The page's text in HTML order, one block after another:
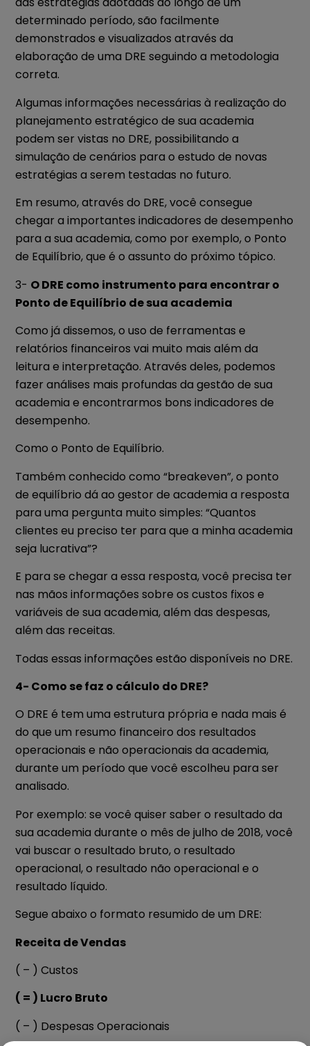
determinado período, são facilmente
demonstrados e visualizados através da
elaboração de uma DRE seguindo a metodologia
correta.
Algumas informações necessárias à realização do
planejamento estratégico de sua academia
podem ser vistas no DRE, possibilitando a
simulação de cenários para o estudo de novas
estratégias a serem testadas no futuro.
Em resumo, através do DRE, você consegue
chegar a importantes indicadores de desempenho
para a sua academia, como por exemplo, o Ponto
de Equilíbrio, que é o assunto do próximo tópico.
3- O DRE como instrumento para encontrar o
Ponto de Equilíbrio de sua academia
Como já dissemos, o uso de ferramentas e
relatórios financeiros vai muito mais além da
leitura e interpretação. Através deles, podemos
fazer análises mais profundas da gestão de sua
academia e encontrarmos bons indicadores de
desempenho.
Como o Ponto de Equilíbrio.
Também conhecido como “breakeven”, o ponto
de equilíbrio dá ao gestor de academia a resposta
para uma pergunta muito simples: “Quantos
clientes eu preciso ter para que a minha academia
seja lucrativa”?
E para se chegar a essa resposta, você precisa ter
nas mãos informações sobre os custos fixos e
variáveis de sua academia, além das despesas,
além das receitas.
Todas essas informações estão disponíveis no DRE.
4- Como se faz o cálculo do DRE?
O DRE é tem uma estrutura própria e nada mais é
do que um resumo financeiro dos resultados
operacionais e não operacionais da academia,
durante um período que você escolheu para ser
analisado.
Por exemplo: se você quiser saber o resultado da
sua academia durante o mês de julho de 2018, você
vai buscar o resultado bruto, o resultado
operacional, o resultado não operacional e o
resultado líquido.
Segue abaixo o formato resumido de um DRE:
Receita de Vendas
( – ) Custos
( = ) Lucro Bruto
( – ) Despesas Operacionais